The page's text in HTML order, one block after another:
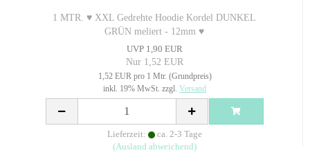
1 MTR. ♥ XXL Gedrehte Hoodie Kordel DUNKEL
GRÜN meliert - 12mm ♥
UVP 1,90 EUR
Nur 1,52 EUR
1,52 EUR pro 1 Mtr. (Grundpreis)
inkl. 19% MwSt. zzgl. Versand
Lieferzeit:
ca. 2-3 Tage
(Ausland abweichend)